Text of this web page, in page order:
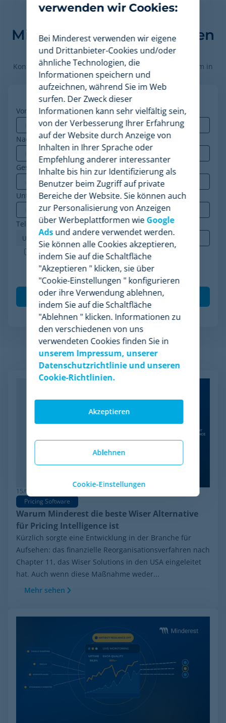
Finden Sie heraus, wie
Minderest Ihr Unternehmen
voranbringen kann.
Kontaktieren Sie unsere Preisexperten, um die Plattform in
Aktion zu sehen.
Vorname*
Nachname
Geschäfts-E-Mail*
Unternehmen*
Telefon*
Minderest ist ein nach ISO-27001 zertifiziertes
Unternehmen. Ich akzeptiere die Verarbeitung
meiner Daten gemäß der
Datenschutzrichtlinie
Verwandte Artikel
15/06/2026
Pricing Software
Warum Minderest die beste Wiser Alternative
für Pricing Intelligence ist
Kürzlich sorgte eine Entwicklung in der Branche für
Aufsehen: das finanzielle Reorganisationsverfahren nach
Chapter 11, das Wiser Solutions in den USA eingeleitet
hat. Auch wenn diese Maßnahme weder...
Mehr sehen
verwenden wir Cookies:
Bei Minderest verwenden wir eigene
und Drittanbieter-Cookies und/oder
ähnliche Technologien, die
Informationen speichern und
aufzeichnen, während Sie im Web
surfen. Der Zweck dieser
Informationen kann sehr vielfältig sein,
von der Verbesserung Ihrer Erfahrung
auf der Website durch Anzeige von
Inhalten in Ihrer Sprache oder
Empfehlung anderer interessanter
Inhalte bis hin zur Identifizierung als
Benutzer beim Zugriff auf private
Bereiche der Website. Sie können auch
zur Personalisierung von Anzeigen
über Werbeplattformen wie Google
Adsund andere verwendet werden.
Sie können alle Cookies akzeptieren,
indem Sie auf die Schaltfläche
"Akzeptieren " klicken, sie über
"Cookie-Einstellungen " konfigurieren
oder ihre Verwendung ablehnen,
indem Sie auf die Schaltfläche
"Ablehnen " klicken. Informationen zu
den verschiedenen von uns
verwendeten Cookies finden Sie in
unserem Impressum, unserer
Datenschutzrichtlinie und unseren
Cookie-Richtlinien.
Ablehnen
Akzeptieren
Cookie-Einstellungen